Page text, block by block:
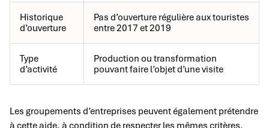
Historique
d’ouverture
Pas d’ouverture régulière aux touristes
entre 2017 et 2019
Type
d’activité
Production ou transformation
pouvant faire l’objet d’une visite
Les groupements d’entreprises peuvent également prétendre
à cette aide, à condition de respecter les mêmes critères.